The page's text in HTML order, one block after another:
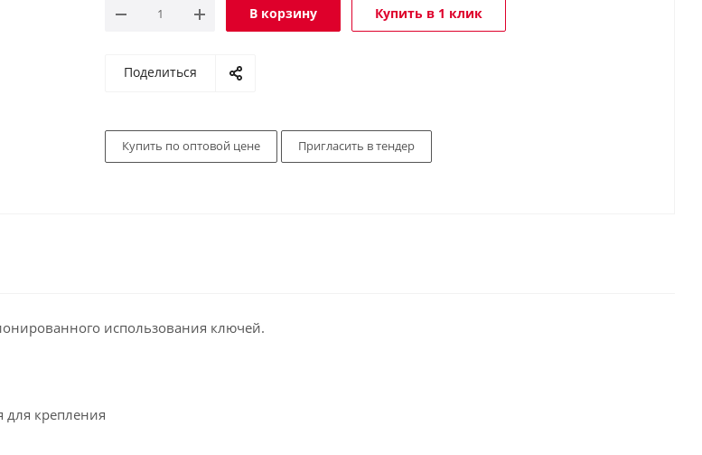
В корзину Купить в 1 клик
Поделиться
Купить по оптовой цене Пригласить в тендер
использования ключей.
для крепления